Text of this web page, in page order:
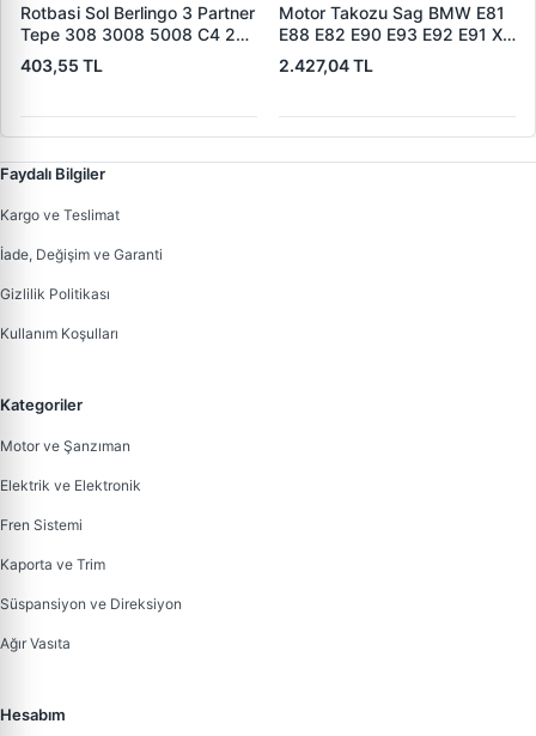
Rotbasi Sol Berlingo 3 Partner
Tepe 308 3008 5008 C4 2
DS4 08> | RIW PE2020 |
OEM 3817.76
403,55 TL
Motor Takozu Sag BMW E81
E88 E82 E90 E93 E92 E91 X1
E84 Z4 E89 | CORTECO
80000696 | OEM
2.427,04 TL
Faydalı Bilgiler
Kargo ve Teslimat
İade, Değişim ve Garanti
Gizlilik Politikası
Kullanım Koşulları
Kategoriler
Motor ve Şanzıman
Elektrik ve Elektronik
Fren Sistemi
Kaporta ve Trim
Süspansiyon ve Direksiyon
Ağır Vasıta
Hesabım